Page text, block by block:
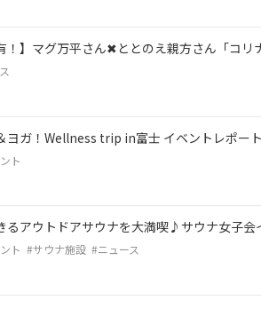
！】マグ万平さん✖︎ととのえ親方さん「コリ
ヨガ！Wellness trip in富士 イベントレポート
ト
るアウトドアサウナを大満喫♪サウナ女子会
ト #サウナ施設 #ニュース